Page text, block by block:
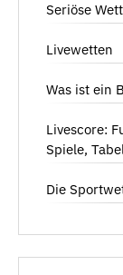
Seriöse
Livewetten
Was ist ein
Livescore:
Spiele,
Die